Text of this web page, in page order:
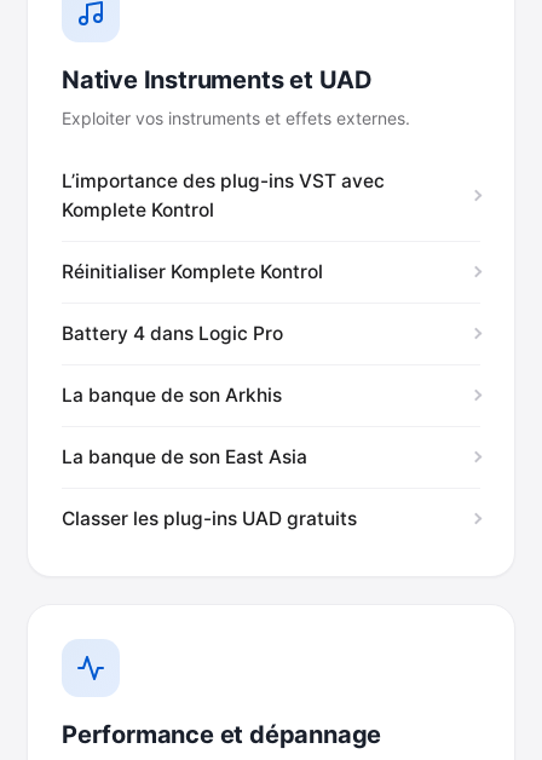
Native Instruments et UAD
Exploiter vos instruments et effets externes.
L’importance des plug-ins VST avec
Komplete Kontrol
Réinitialiser Komplete Kontrol
Battery 4 dans Logic Pro
La banque de son Arkhis
La banque de son East Asia
Classer les plug-ins UAD gratuits
Performance et dépannage